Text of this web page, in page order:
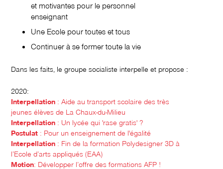
et motivantes pour le personnel
enseignant
Une Ecole pour toutes et tous
Continuer à se former toute la vie
Dans les faits, le groupe socialiste interpelle et propose :
2020:
Interpellation : Aide au transport scolaire des très
jeunes élèves de La Chaux-du-Milieu
Interpellation : Un lycée qui 'rase gratis' ?
Postulat : Pour un enseignement de l'égalité
Interpellation : Fin de la formation Polydesigner 3D à
l’Ecole d’arts appliqués (EAA)
Motion: Développer l’offre des formations AFP !